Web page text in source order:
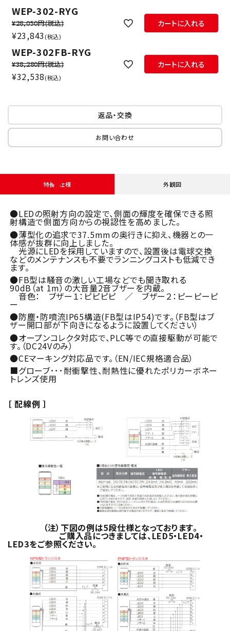
WEP-302-RYG
¥28,050円(税込)
¥23,843 税込
カートに入れる
WEP-302FB-RYG
¥38,280円(税込)
¥32,538 税込
カートに入れる
返品・交換
お問い合わせ
特長・仕様 外観図
●LEDの照射方向の設定で、側面の輝度を確保できる照
射構造で側面方向からの視認性を高めました。
●薄型化の追求で37.5mmの奥行きに抑え、機器との一
体感が抜群に向上しました。
光源にLEDを採用していますので、設置後は電球交換
などのメンテナンスも不要でランニングコストも低減でき
ます。
●FB型は騒音の激しい工場などでも聞き取れる
90dB（at 1m）の大音量2音ブザーを内蔵。
音色： ブザー１：ピピピピ ／ ブザー２：ピーピーピ
ー
●防塵・防噴流IP65構造(FB型はIP54)です。（FB型はブ
ザー開口部が下向きになるように設置してください）
●オープンコレクタ対応で、PLC等での直接駆動が可能で
す。（DC24Vのみ）
●CEマーキング対応品です。（EN/IEC規格適合品）
■グローブ･･･耐衝撃性、耐熱性に優れたポリカーボネー
トレンズ使用
［ 配線例 ］
（注）下図の例は5段仕様となっております。
ご購入品につきましては、LED5・LED4・
LED3をご参照ください。